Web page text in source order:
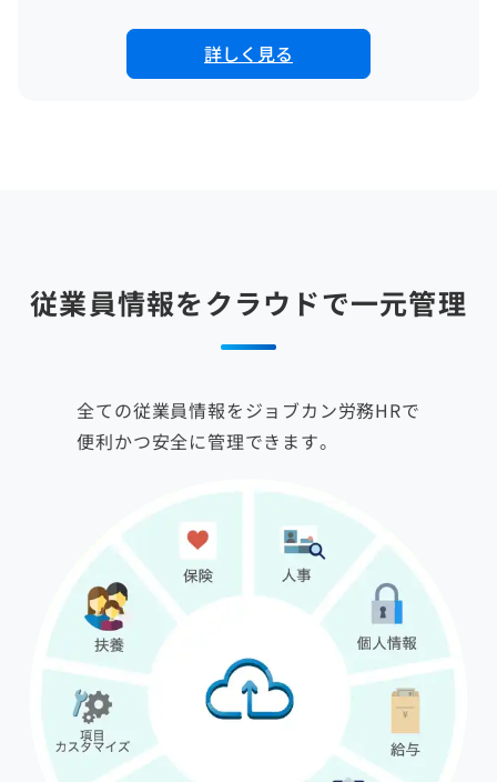
詳しく見る
従業員情報をクラウドで一元管理
全ての従業員情報をジョブカン労務HRで
便利かつ安全に管理できます。